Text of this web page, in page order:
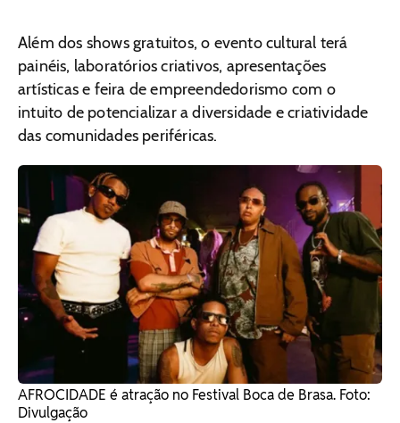
Além dos shows gratuitos, o evento cultural terá
painéis, laboratórios criativos, apresentações
artísticas e feira de empreendedorismo com o
intuito de potencializar a diversidade e criatividade
das comunidades periféricas.
AFROCIDADE é atração no Festival Boca de Brasa. Foto:
Divulgação